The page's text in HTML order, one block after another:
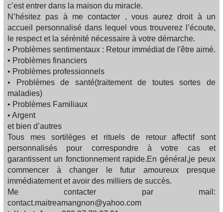
c’est entrer dans la maison du miracle.
N’hésitez pas à me contacter , vous aurez droit à un
accueil personnalisé dans lequel vous trouverez l’écoute,
le respect et la sérénité nécessaire à votre démarche.
• Problèmes sentimentaux : Retour immédiat de l'être aimé.
• Problèmes financiers
• Problèmes professionnels
• Problèmes de santé(traitement de toutes sortes de
maladies)
• Problèmes Familiaux
• Argent
et bien d’autres
Tous mes sortilèges et rituels de retour affectif sont
personnalisés pour correspondre à votre cas et
garantissent un fonctionnement rapide.En général,je peux
commencer à changer le futur amoureux presque
immédiatement et avoir des milliers de succès.
Me contacter par mail:
contact.maitreamangnon@yahoo.com